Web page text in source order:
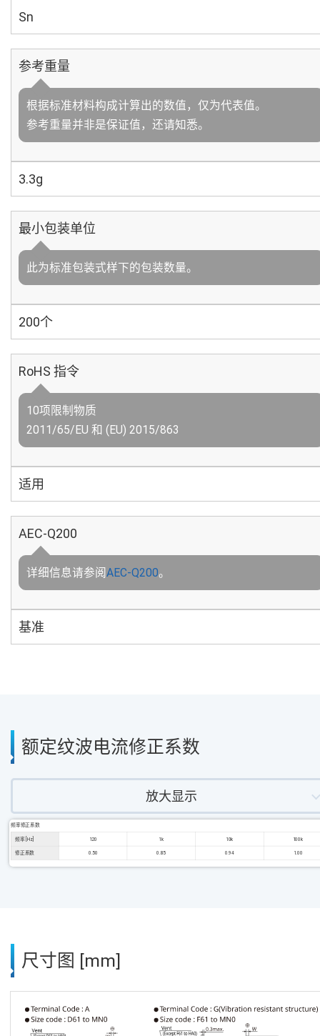
Sn
参考重量
根据标准材料构成计算出的数值，仅为代表值。
参考重量并非是保证值，还请知悉。
3.3g
最小包装单位
此为标准包装式样下的包装数量。
200个
RoHS 指令
10项限制物质
2011/65/EU 和 (EU) 2015/863
适用
AEC-Q200
详细信息请参阅AEC-Q200。
基准
额定纹波电流修正系数
放大显示
频率修正系数
频率 [Hz] 120 1k 10k 100k
修正系数 0.50 0.85 0.94 1.00
尺寸图 [mm]